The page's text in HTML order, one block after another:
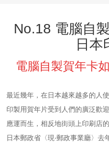
No.18 電腦自
日本
電腦自製賀年卡
最近幾年，在日本越來越多的人
印製用賀年片受到人們的廣泛歡
應運而生，相反地街頭上印刷店
日本郵政省〈現‧郵政事業廳〉